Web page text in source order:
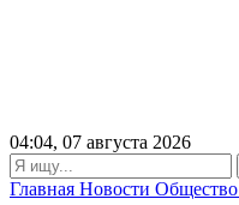
04:04, 07 августа 2026
Главная Новости Общество